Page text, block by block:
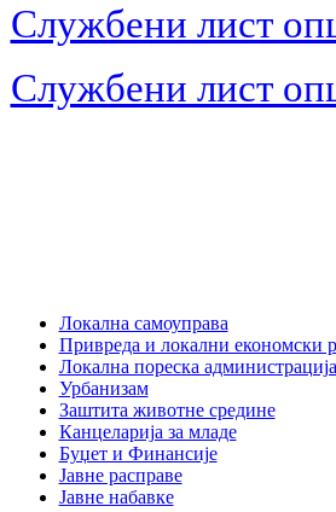
Службени лист
Службени лист
Локална самоуправа
Привреда и локални економски
Локална пореска администрација
Урбанизам
Заштита животне средине
Канцеларија за младе
Буџет и Финансије
Јавне расправе
Јавне набавке